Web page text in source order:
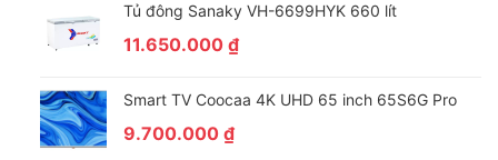
Tủ đông Sanaky VH-6699HYK 660 lít
11.650.000 ₫
Smart TV Coocaa 4K UHD 65 inch 65S6G Pro
9.700.000 ₫